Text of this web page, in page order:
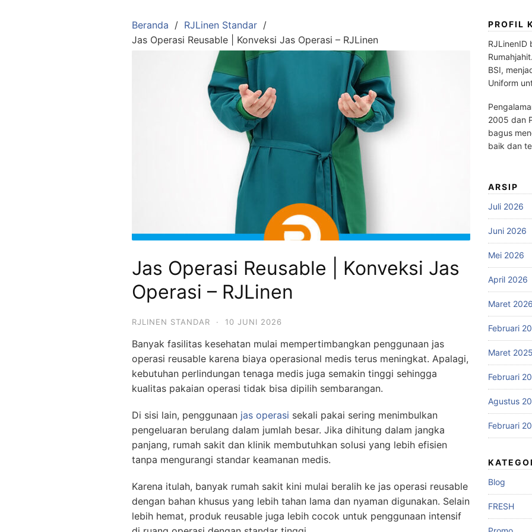
Beranda
RJLinen Standar
Jas Operasi Reusable | Konveksi Jas Operasi – RJLinen
Jas Operasi Reusable | Konveksi Jas
Operasi – RJLinen
RJLINEN STANDAR · 10 JUNI 2026
Banyak fasilitas kesehatan mulai mempertimbangkan penggunaan jas
operasi reusable karena biaya operasional medis terus meningkat. Apalagi,
kebutuhan perlindungan tenaga medis juga semakin tinggi sehingga
kualitas pakaian operasi tidak bisa dipilih sembarangan.
Di sisi lain, penggunaan jas operasi sekali pakai sering menimbulkan
pengeluaran berulang dalam jumlah besar. Jika dihitung dalam jangka
panjang, rumah sakit dan klinik membutuhkan solusi yang lebih efisien
tanpa mengurangi standar keamanan medis.
Karena itulah, banyak rumah sakit kini mulai beralih ke jas operasi reusable
dengan bahan khusus yang lebih tahan lama dan nyaman digunakan. Selain
lebih hemat, produk reusable juga lebih cocok untuk penggunaan intensif
PROFIL
RJLinenID
BSI,
Uniform
2005 dan
bagus
baik dan
ARSIP
Juli 2026
Juni 2026
Mei 2026
April 2026
Maret 2026
Februari
Maret 2025
Februari
Agustus
Februari
Blog
FRESH